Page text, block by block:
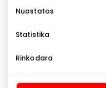
Nuostatos
Statistika
Rinkodara